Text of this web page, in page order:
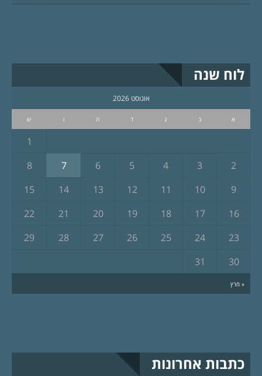
לוח שנה
אוגוסט 2026
א ב ג ד ה ו ש
« מרץ
1
2
3
4
5
6
7
8
9
10
11
12
13
14
15
16
17
18
19
20
21
22
23
24
25
26
27
28
29
30
31
כתבות אחרונות